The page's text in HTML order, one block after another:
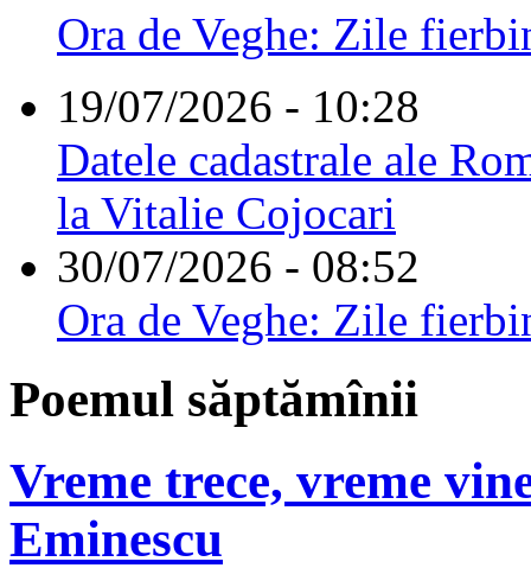
Ora de Veghe: Zile
19/07/2026 - 10:28
Datele cadastrale ale
la Vitalie Cojocari
30/07/2026 - 08:52
Ora de Veghe: Zile
Poemul săptămînii
Vreme trece, vreme
Eminescu